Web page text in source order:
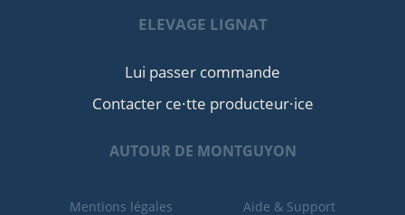
ELEVAGE LIGNAT
Lui passer commande
Contacter ce·tte producteur·ice
AUTOUR DE MONTGUYON
Mentions légales Aide & Support